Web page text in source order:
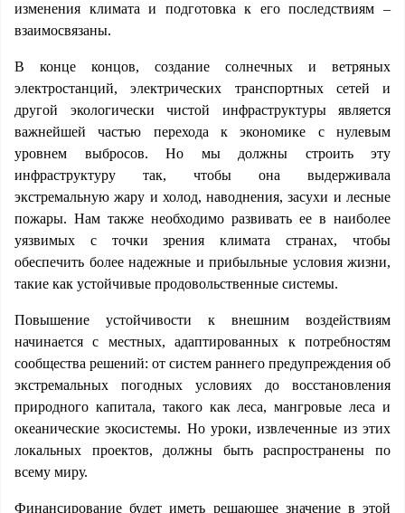
изменения климата и подготовка к его последствиям –
взаимосвязаны.
В конце концов, создание солнечных и ветряных
электростанций, электрических транспортных сетей и
другой экологически чистой инфраструктуры является
важнейшей частью перехода к экономике с нулевым
уровнем выбросов. Но мы должны строить эту
инфраструктуру так, чтобы она выдерживала
экстремальную жару и холод, наводнения, засухи и лесные
пожары. Нам также необходимо развивать ее в наиболее
уязвимых с точки зрения климата странах, чтобы
обеспечить более надежные и прибыльные условия жизни,
такие как устойчивые продовольственные системы.
Повышение устойчивости к внешним воздействиям
начинается с местных, адаптированных к потребностям
сообщества решений: от систем раннего предупреждения об
экстремальных погодных условиях до восстановления
природного капитала, такого как леса, мангровые леса и
океанические экосистемы. Но уроки, извлеченные из этих
локальных проектов, должны быть распространены по
всему миру.
Финансирование будет иметь решающее значение в этой